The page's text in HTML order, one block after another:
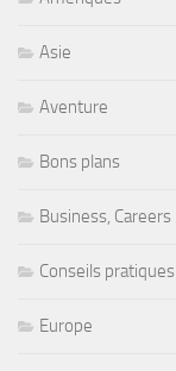
Asie
Aventure
Bons plans
Business, Careers
Conseils pratiques
Europe